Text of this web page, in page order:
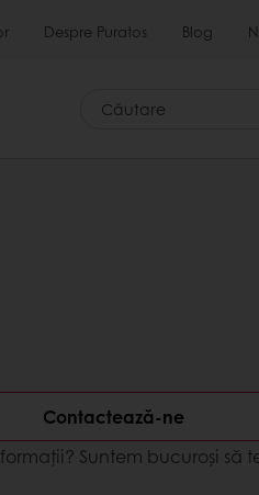
Despre Puratos Blog
Contactează-ne
Suntem bucuroși să